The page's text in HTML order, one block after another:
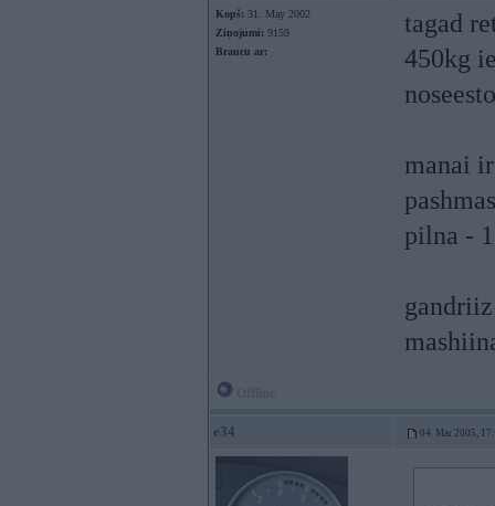
Kopš: 31. May 2002
Ziņojumi: 9159
Braucu ar:
tagad
450kg
manai
pilna -
e34 04. Mar 2005,